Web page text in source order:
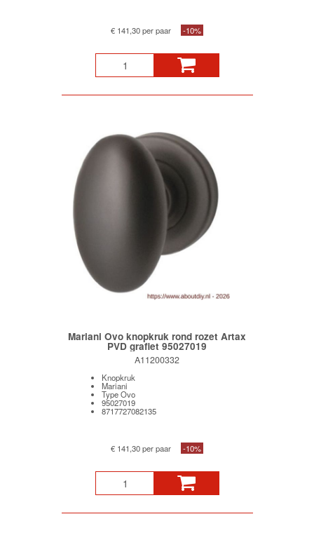
€ 141,30 per paar -10%
Mariani Ovo knopkruk rond rozet Artax
PVD grafiet 95027019
A11200332
Knopkruk
Mariani
Type Ovo
95027019
8717727082135
€ 141,30 per paar -10%